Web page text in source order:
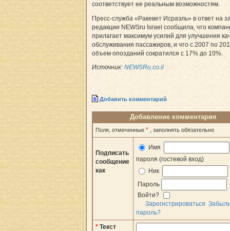
соответствует ее реальным возможностям.
Пресс-служба «Ракевет Исраэль» в ответ на
редакции NEWSru Israel сообщила, что
прилагает максимум усилий для улучшения
обслуживания пассажиров, и что с 2007 по
объем опозданий сократился с 17% до 10%.
Источник: NEWSRu.co.il
Добавить комментарий
Добавление комментария
Поля, отмеченные * , заполнять обязательно
Подписать
сообщение
как
Имя
пароля (гостевой вход)
Ник
Пароль
Войти?
Зарегистрироваться
пароль?
* Текст